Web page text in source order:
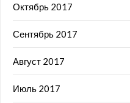
Октябрь 2017
Сентябрь 2017
Август 2017
Июль 2017